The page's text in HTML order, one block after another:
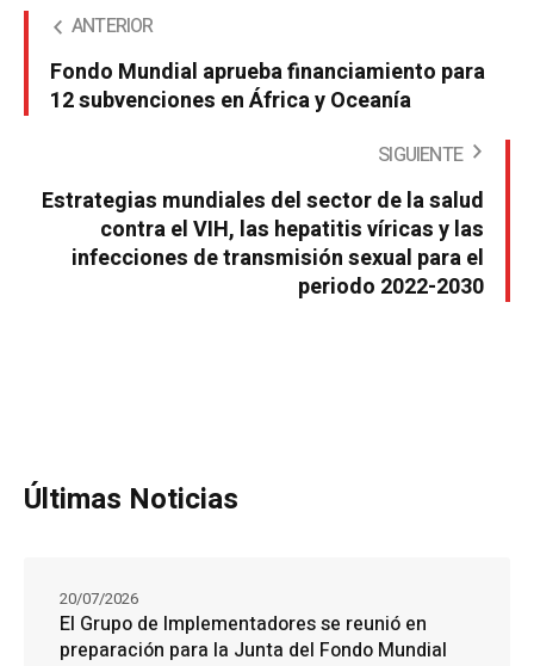
ANTERIOR
Fondo Mundial aprueba financiamiento para
12 subvenciones en África y Oceanía
SIGUIENTE
Estrategias mundiales del sector de la salud
contra el VIH, las hepatitis víricas y las
infecciones de transmisión sexual para el
periodo 2022-2030
Últimas Noticias
El Grupo de Implementadores se reunió en
preparación para la Junta del Fondo Mundial
20/07/2026